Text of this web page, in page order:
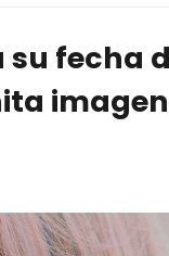
su fecha
imagen